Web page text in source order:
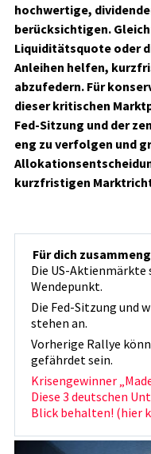
hochwertige,
berücksichtigen.
Liquiditätsquote oder
Anleihen helfen,
abzufedern. Für
dieser kritischen
Fed-Sitzung und der
eng zu verfolgen und
kurzfristigen
Für dich
Die US-
Wendepunkt.
Die Fed-Sitzung und
stehen an.
Vorherige Rallye
gefährdet sein.
Krisengewinner
Diese 3 deutschen
Blick behalten! (hier